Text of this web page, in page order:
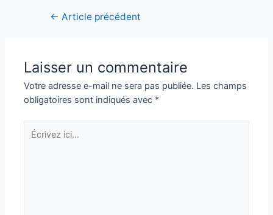
Navigation
← Article précédent
Laisser un commentaire
Votre adresse e-mail ne sera pas publiée. Les champs
obligatoires sont indiqués avec *
Écrivez
ici…